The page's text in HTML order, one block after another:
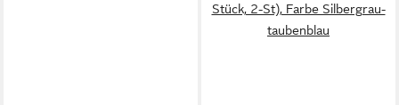
Stück, 2-St), Farbe Silbergrau-
taubenblau